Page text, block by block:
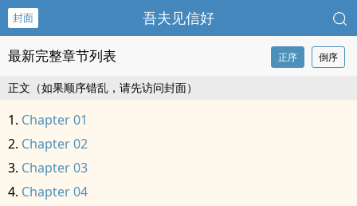
封面 吾夫见信好
最新完整章节列表 正序 倒序
正文（如果顺序错乱，请先访问封面）
Chapter 01
Chapter 02
Chapter 03
Chapter 04